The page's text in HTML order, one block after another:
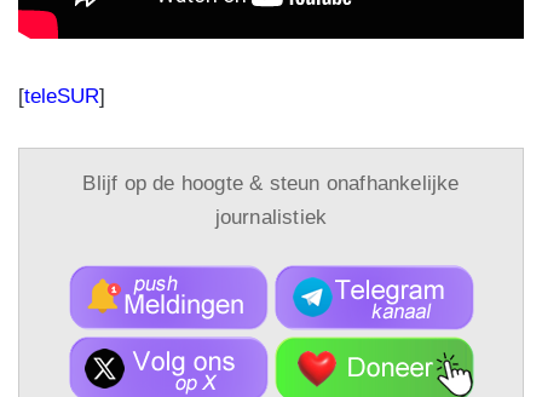
[teleSUR]
Blijf op de hoogte & steun onafhankelijke
journalistiek